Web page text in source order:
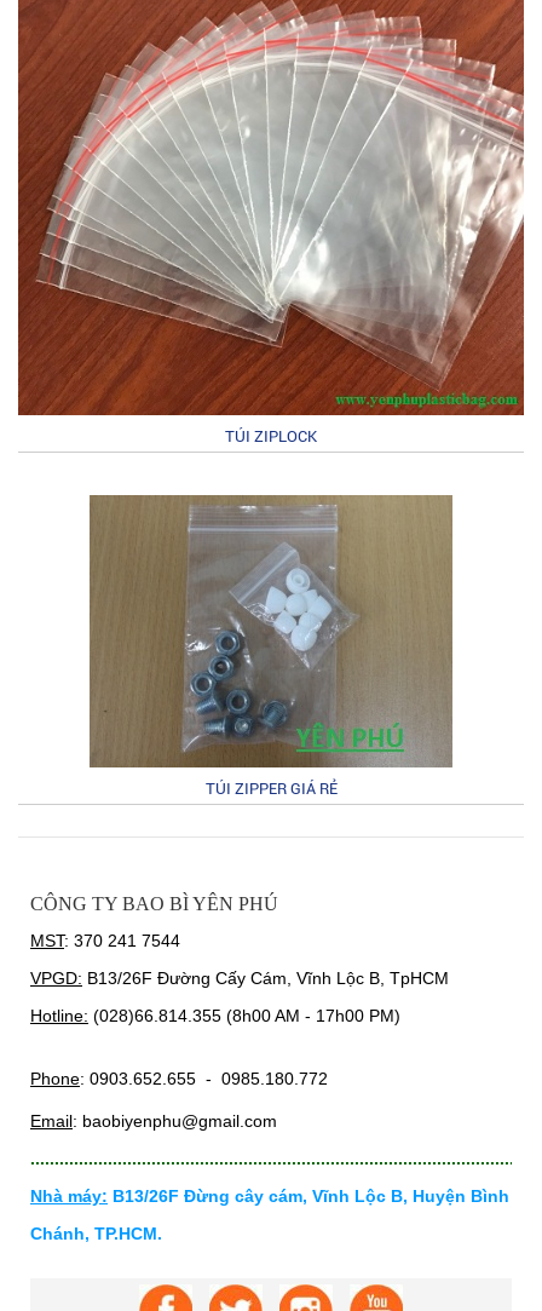
TÚI ZIPLOCK
TÚI ZIPPER GIÁ RẺ
CÔNG TY BAO BÌ YÊN PHÚ
MST: 370 241 7544
VPGD: B13/26F Đường Cấy Cám, Vĩnh Lộc B, TpHCM
Hotline: (028)66.814.355 (8h00 AM - 17h00 PM)
Phone: 0903.652.655 - 0985.180.772
Email: baobiyenphu@gmail.com
Nhà máy: B13/26F Đừng cây cám, Vĩnh Lộc B, Huyện Bình
Chánh, TP.HCM.